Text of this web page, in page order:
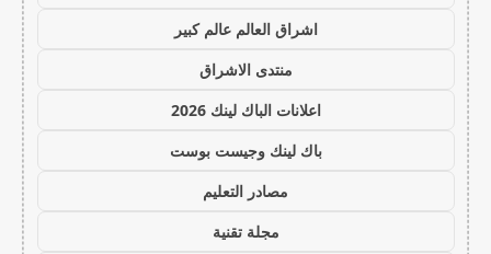
اشراق العالم عالم كبير
منتدى الاشراق
اعلانات الباك لينك 2026
باك لينك وجيست بوست
مصادر التعليم
مجلة تقنية